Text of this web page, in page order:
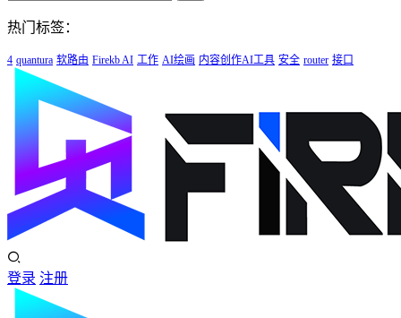
热门标签：
4 quantura 软路由 Firekb AI 工作 AI绘画 内容创作AI工具 安全 router 接口
登录 注册